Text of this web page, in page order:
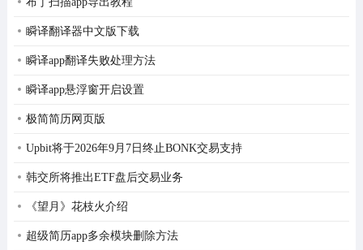
4、自由选择喜欢的皮肤，然后点击“装备”；
瞬译翻译器中文版下载
瞬译app翻译失败处理方法
瞬译app悬浮窗开启设置
极简简历网页版
Upbit将于2026年9月7日终止BONK交易支持
韩交所将推出ETF盘后交易业务
《望月》花枝火介绍
超级简历app多余模块删除方法